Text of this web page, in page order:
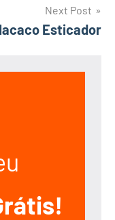
Next Post
Esticador